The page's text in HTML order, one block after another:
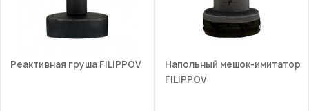
Реактивная груша FILIPPOV
Напольный мешок-имитатор
FILIPPOV